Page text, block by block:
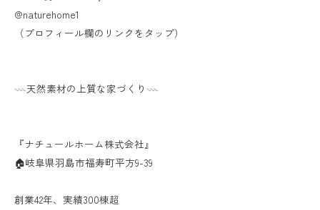
@naturehome1
（プロフィール欄のリンクをタップ）
𓇠天然素材の上質な家づくり𓇠
『ナチュールホーム株式会社』
🏠岐阜県羽島市福寿町平方9-39
創業42年、実績300棟超